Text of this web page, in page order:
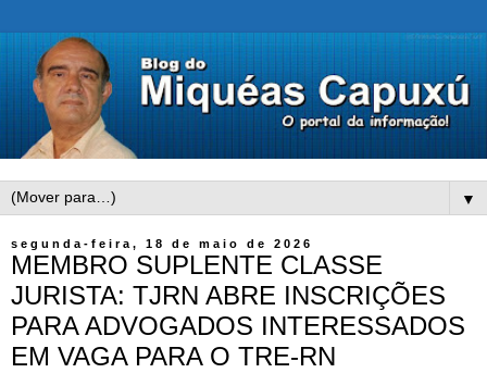
▼
segunda-feira, 18 de maio de 2026
MEMBRO SUPLENTE CLASSE
JURISTA: TJRN ABRE INSCRIÇÕES
PARA ADVOGADOS INTERESSADOS
EM VAGA PARA O TRE-RN